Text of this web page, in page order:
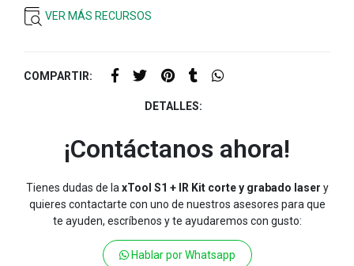
VER MÁS RECURSOS
COMPARTIR:
DETALLES:
¡Contáctanos ahora!
Tienes dudas de la xTool S1 + IR Kit corte y grabado laser y
quieres contactarte con uno de nuestros asesores para que
te ayuden, escríbenos y te ayudaremos con gusto:
Hablar por Whatsapp